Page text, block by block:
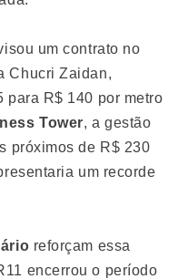
um contrato no
Chucri Zaidan,
para R$ 140 por metro
Tower, a gestão
próximos de R$ 230
um recorde
reforçam essa
encerrou o período